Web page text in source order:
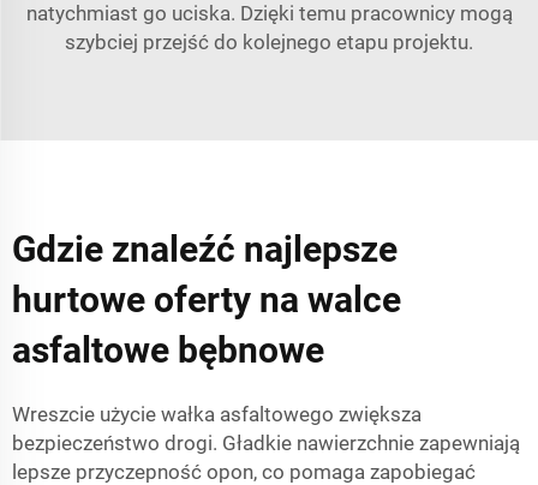
natychmiast go uciska. Dzięki temu pracownicy mogą
szybciej przejść do kolejnego etapu projektu.
Gdzie znaleźć najlepsze
hurtowe oferty na walce
asfaltowe bębnowe
Wreszcie użycie wałka asfaltowego zwiększa
bezpieczeństwo drogi. Gładkie nawierzchnie zapewniają
lepsze przyczepność opon, co pomaga zapobiegać